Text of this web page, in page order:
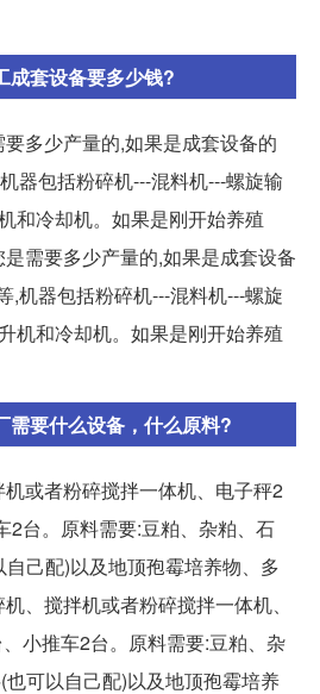
成套设备要多少钱?
多少产量的,如果是成套设备的
器包括粉碎机---混料机---螺旋输
和冷却机。如果是刚开始养殖
需要多少产量的,如果是成套设备
,机器包括粉碎机---混料机---螺旋
机和冷却机。如果是刚开始养殖
需要什么设备，什么原料?
或者粉碎搅拌一体机、电子秤2
2台。原料需要:豆粕、杂粕、石
己配)以及地顶孢霉培养物、多
、搅拌机或者粉碎搅拌一体机、
小推车2台。原料需要:豆粕、杂
可以自己配)以及地顶孢霉培养